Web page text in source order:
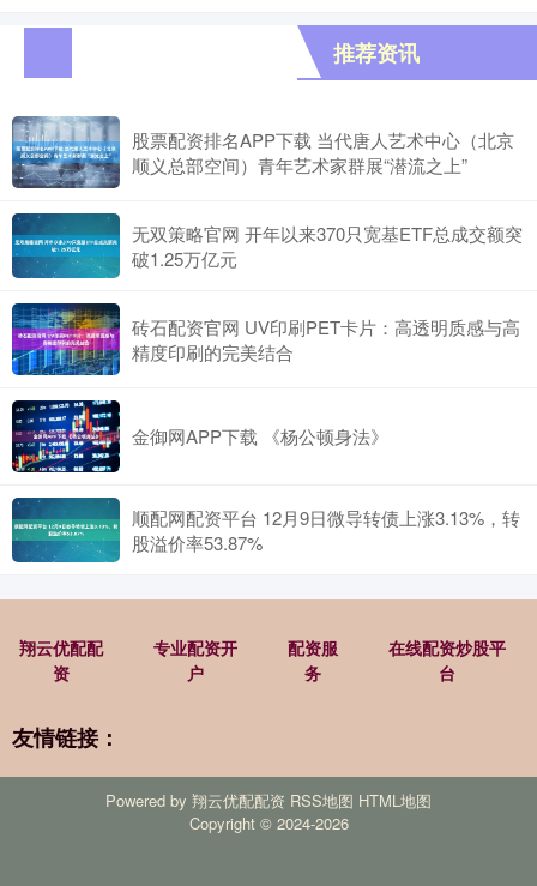
推荐资讯
股票配资排名APP下载 当代唐人艺术中心（北京
顺义总部空间）青年艺术家群展“潜流之上”
无双策略官网 开年以来370只宽基ETF总成交额突
破1.25万亿元
砖石配资官网 UV印刷PET卡片：高透明质感与高
精度印刷的完美结合
金御网APP下载 《杨公顿身法》
顺配网配资平台 12月9日微导转债上涨3.13%，转
股溢价率53.87%
翔云优配配
资
专业配资开
户
配资服
务
在线配资炒股平
台
友情链接：
Powered by 翔云优配配资 RSS地图 HTML地图
Copyright © 2024-2026